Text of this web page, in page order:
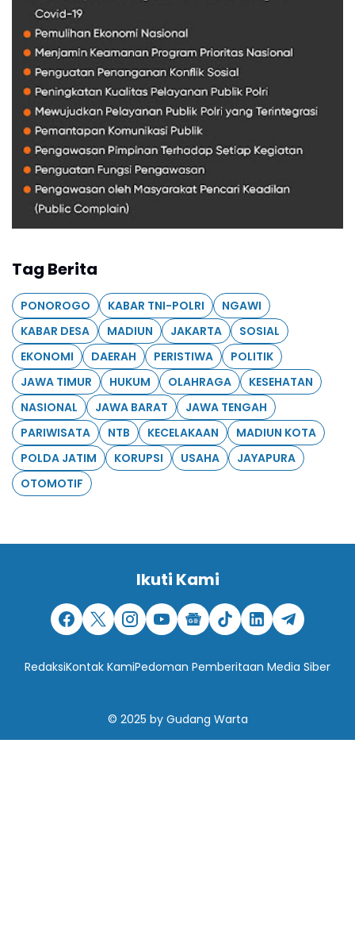
Tag Berita
PONOROGO KABAR TNI-POLRI
NGAWI
KABAR DESA
MADIUN JAKARTA
SOSIAL
EKONOMI
DAERAH PERISTIWA
POLITIK
JAWA TIMUR
HUKUM OLAHRAGA
KESEHATAN
NASIONAL
JAWA BARAT
JAWA TENGAH
PARIWISATA
NTB KECELAKAAN
MADIUN KOTA
POLDA JATIM
KORUPSI USAHA
JAYAPURA
OTOMOTIF
Ikuti Kami
RedaksiKontak KamiPedoman Pemberitaan Media Siber
© 2025 by Gudang Warta